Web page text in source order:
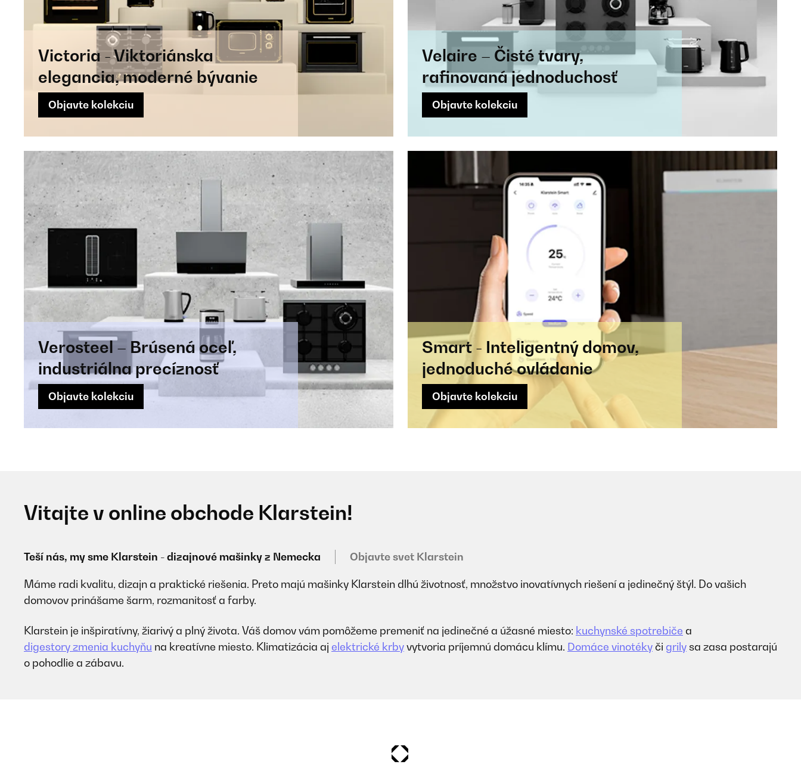
Victoria - Viktoriánska
elegancia, moderné bývanie
Objavte kolekciu
Velaire – Čisté tvary,
rafinovaná jednoduchosť
Objavte kolekciu
Verosteel – Brúsená oceľ,
industriálna precíznosť
Objavte kolekciu
Smart - Inteligentný domov,
jednoduché ovládanie
Objavte kolekciu
Vitajte v online obchode Klarstein!
Teší nás, my sme Klarstein - dizajnové mašinky z Nemecka Objavte svet Klarstein
Máme radi kvalitu, dizajn a praktické riešenia. Preto majú mašinky Klarstein dlhú životnosť, množstvo inovatívnych riešení a jedinečný štýl. Do vašich
domovov prinášame šarm, rozmanitosť a farby.
Klarstein je inšpiratívny, žiarivý a plný života. Váš domov vám pomôžeme premeniť na jedinečné a úžasné miesto: kuchynské spotrebiče a
digestory zmenia kuchyňu na kreatívne miesto. Klimatizácia aj elektrické krbyvytvoria príjemnú domácu klímu. Domáce vinotékyči grilysa zasa postarajú
o pohodlie a zábavu.